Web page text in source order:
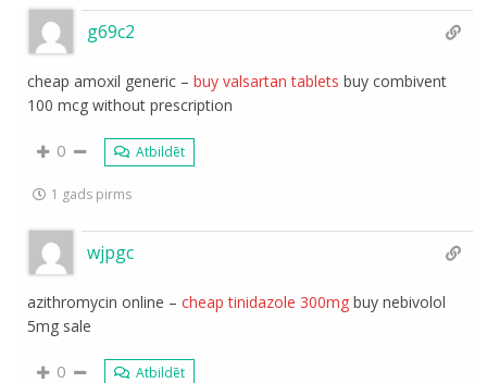
g69c2
cheap amoxil generic –buy valsartan tablets buy combivent
100 mcg without prescription
0 Atbildēt
1 gads pirms
wjpgc
azithromycin online –cheap tinidazole 300mg buy nebivolol
5mg sale
0 Atbildēt